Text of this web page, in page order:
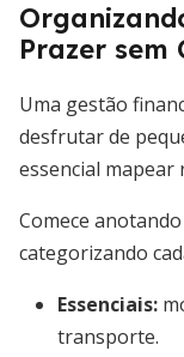
Prazer sem
Uma gestão
desfrutar de
essencial mapear
Comece
categorizando
Essenciais:
transporte.